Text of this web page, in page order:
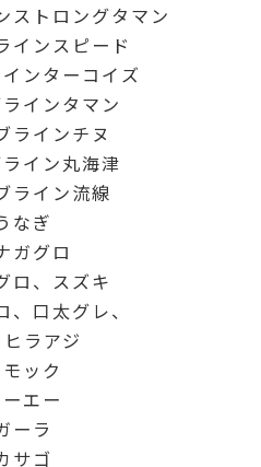
ストロングタマン
インスピード
ンターコイズ
インタマン
ラインチヌ
イン丸海津
ライン流線
なぎ
ガグロ
ロ、スズキ
、口太グレ、
ラアジ
ック
エー
ーラ
サゴ